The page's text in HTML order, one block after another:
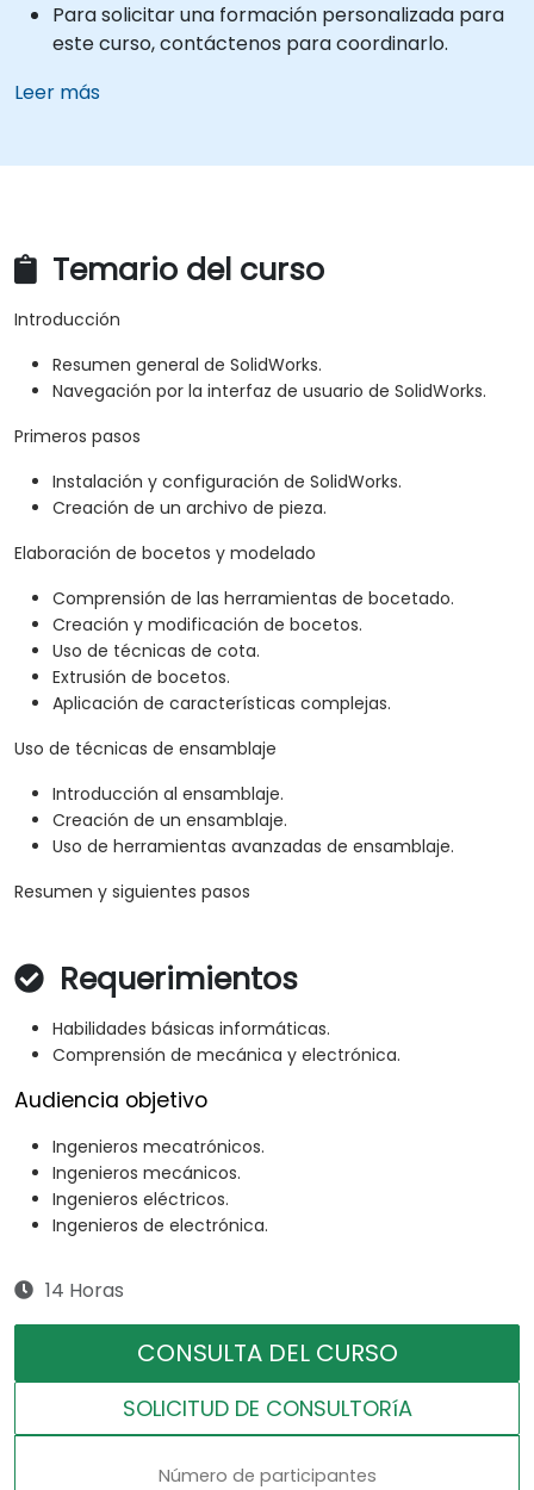
Para solicitar una formación personalizada para
este curso, contáctenos para coordinarlo.
Leer más
Temario del curso
Introducción
Resumen general de SolidWorks.
Navegación por la interfaz de usuario de SolidWorks.
Primeros pasos
Instalación y configuración de SolidWorks.
Creación de un archivo de pieza.
Elaboración de bocetos y modelado
Comprensión de las herramientas de bocetado.
Creación y modificación de bocetos.
Uso de técnicas de cota.
Extrusión de bocetos.
Aplicación de características complejas.
Uso de técnicas de ensamblaje
Introducción al ensamblaje.
Creación de un ensamblaje.
Uso de herramientas avanzadas de ensamblaje.
Resumen y siguientes pasos
Requerimientos
Habilidades básicas informáticas.
Comprensión de mecánica y electrónica.
Audiencia objetivo
Ingenieros mecatrónicos.
Ingenieros mecánicos.
Ingenieros eléctricos.
Ingenieros de electrónica.
14 Horas
CONSULTA DEL CURSO
SOLICITUD DE CONSULTORíA
Número de participantes